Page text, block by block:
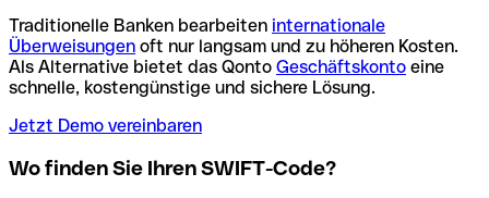
Traditionelle Banken bearbeiten internationale
Überweisungen oft nur langsam und zu höheren Kosten.
Als Alternative bietet das Qonto Geschäftskonto eine
schnelle, kostengünstige und sichere Lösung.
Jetzt Demo vereinbaren
Wo finden Sie Ihren SWIFT-Code?